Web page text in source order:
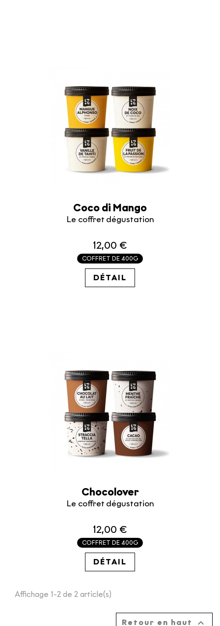
Coco di Mango
Le coffret dégustation
12,00 €
COFFRET DE 400G
30.00€ / KG
DÉTAIL
Chocolover
Le coffret dégustation
12,00 €
COFFRET DE 400G
30.00€ / KG
DÉTAIL
Affichage 1-2 de 2 article(s)
Retour en haut 